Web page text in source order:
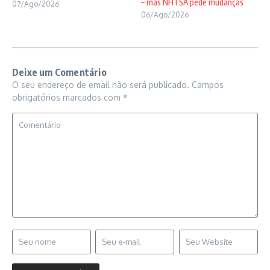
07/Ago/2026
06/Ago/2026
Deixe um Comentário
O seu endereço de email não será publicado. Campos
obrigatórios marcados com *